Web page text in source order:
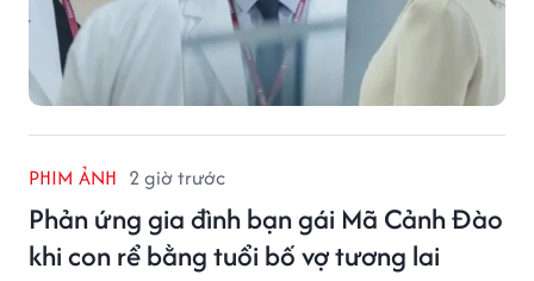
PHIM ẢNH 2 giờ trước
Phản ứng gia đình bạn gái Mã Cảnh Đào
khi con rể bằng tuổi bố vợ tương lai